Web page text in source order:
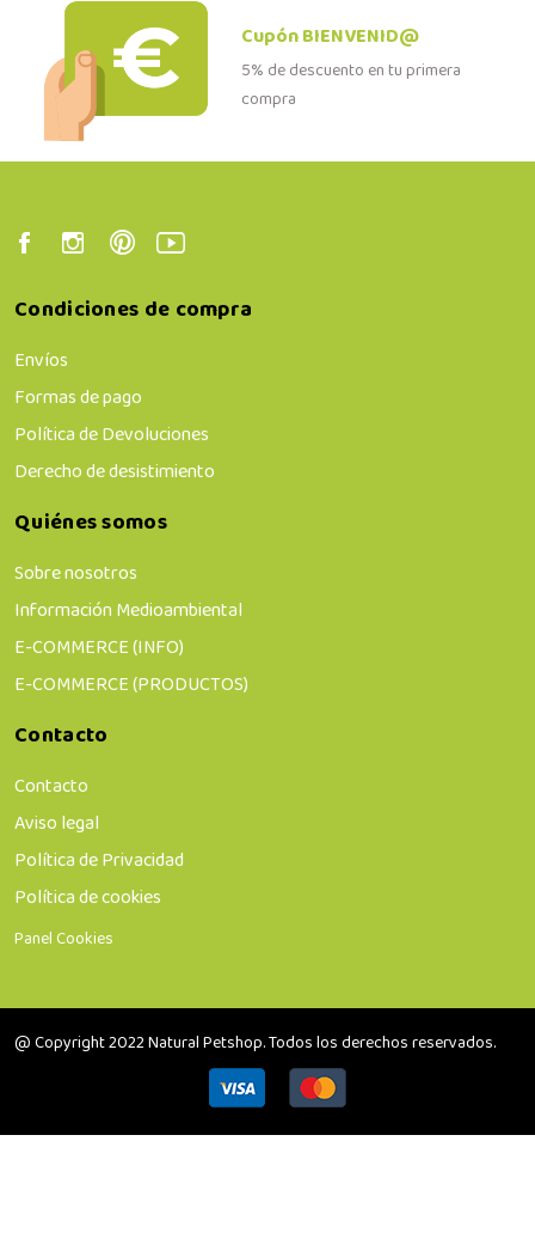
Cupón BIENVENID@
5% de descuento en tu primera
compra
Condiciones de compra
Envíos
Formas de pago
Política de Devoluciones
Derecho de desistimiento
Quiénes somos
Sobre nosotros
Información Medioambiental
E-COMMERCE (INFO)
E-COMMERCE (PRODUCTOS)
Contacto
Contacto
Aviso legal
Política de Privacidad
Política de cookies
Panel Cookies
@ Copyright 2022 Natural Petshop. Todos los derechos reservados.